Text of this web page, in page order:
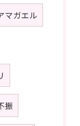
マガエル
振